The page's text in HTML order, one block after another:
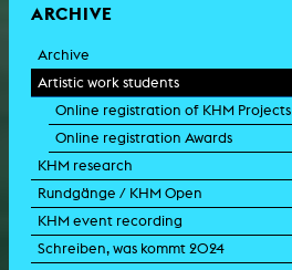
ARCHIVE
Archive
Artistic work students
Online registration of KHM Projects
Online registration Awards
KHM research
Rundgänge / KHM Open
KHM event recording
Schreiben, was kommt 2024